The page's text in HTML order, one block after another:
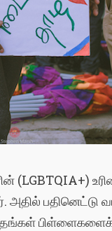
(LGBTQIA+)
பதினெட்டு